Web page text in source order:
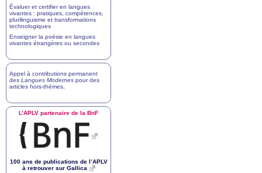
Évaluer et certifier en langues
vivantes : pratiques, compétences,
plurilinguisme et transformations
technologiques
Enseigner la poésie en langues
vivantes étrangères ou secondes
Appel à contributions permanent
des Langues Modernes pour des
articles hors-thèmes
L’APLV partenaire de la BnF
100 ans de publications de l’APLV
à retrouver sur Gallica